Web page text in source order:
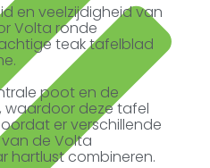
en veelzijdigheid van
Volta ronde
teak tafelblad
poot en de
deze tafel
er verschillende
de Volta
hartlust combineren.